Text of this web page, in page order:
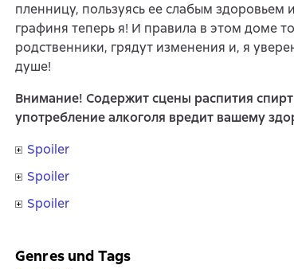
пленницу, пользуясь ее слабым
графиня теперь я! И правила в этом доме
родственники, грядут изменения и, я
душе!
Внимание! Содержит сцены распития
употребление алкоголя вредит вашему
Spoiler
Spoiler
Spoiler
Genres und Tags